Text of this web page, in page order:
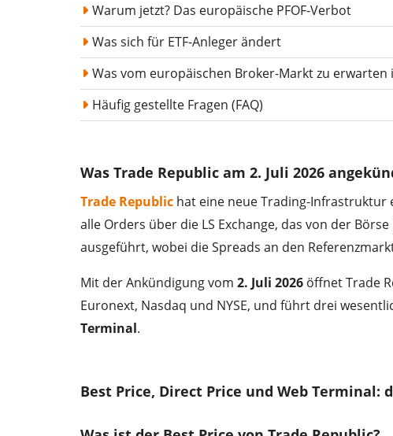
Warum jetzt? Das europäische PFOF-Verbot
Was sich für ETF-Anleger ändert
Was vom europäischen Broker-Markt zu erwarten
Häufig gestellte Fragen (FAQ)
Was Trade Republic am 2. Juli 2026
Trade Republic hat eine neue Trading-Infrastruktur
alle Orders über die LS Exchange, das von der
ausgeführt, wobei die Spreads an den
Mit der Ankündigung vom 2. Juli 2026 öffnet Trade
Euronext, Nasdaq und NYSE, und führt drei
Terminal.
Best Price, Direct Price und Web Terminal: